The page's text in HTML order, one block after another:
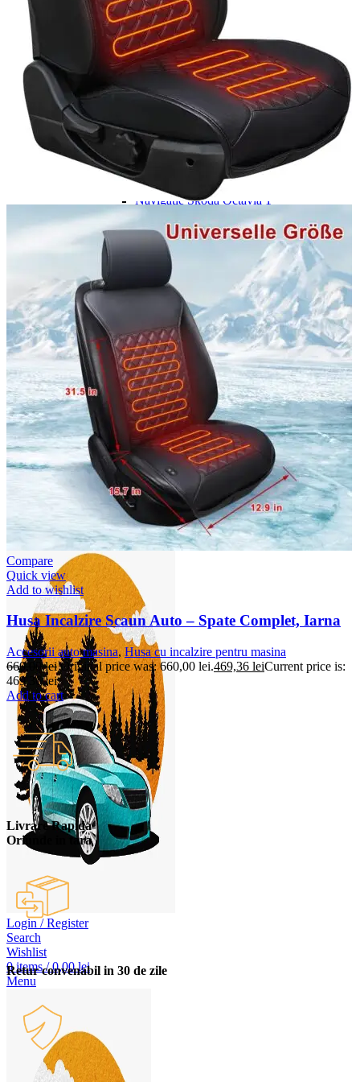
Navigație Mercedes W204
Navigație Mercedes W211
Navigație Mercedes Sprinter
Passat
Navigație Passat B5
Navigație Passat B5 5
Navigație Passat B6
Navigație Passat B7
Navigație Passat B8
Navigație Passat CC
Skoda
Navigație Skoda Fabia 1
Navigație Skoda Fabia 2
Navigație Skoda Octavia 1
Navigație Skoda Octavia 2
Navigație Skoda Octavia 3
Navigație Skoda Rapid
Navigație Skoda Superb 1
Navigație Skoda Superb 2
Navigație Toyota Avensis T25
Portbagaj Plafon Auto
Peste 350 Litri
Peste 450 litri
Accesorii auto masina
Accesorii Dacia Duster 3
Accesorii Duster 2
Accesorii Dacia Jogger
Parfum masina
Copertine auto
Incalzitor diesel
Antifurt masina
Blog
Despre Noi
Login / Register
Search
Wishlist
0items / 0,00lei
Menu
Compare
Quick view
Add to wishlist
Husa Incalzire Scaun Auto – Spate Complet, Iarna
Accesorii auto masina,Husa cu incalzire pentru masina
660,00lei Original price was: 660,00 lei.469,36 leiCurrent price is:
469,36 lei.
Add to cart
Livrare Rapida
Oriunde in tara
Retur convenabil in 30 de zile